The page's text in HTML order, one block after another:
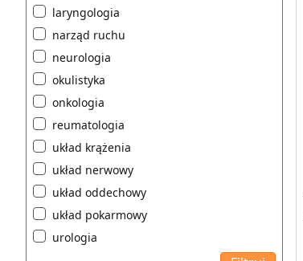
laryngologia
narząd ruchu
neurologia
okulistyka
onkologia
reumatologia
układ krążenia
układ nerwowy
układ oddechowy
układ pokarmowy
urologia